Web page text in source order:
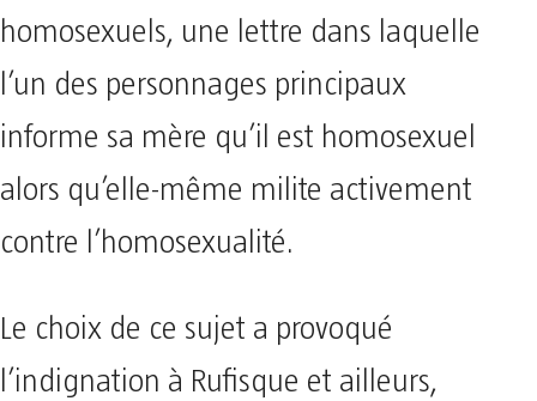
homosexuels, une lettre dans laquelle
l’un des personnages principaux
informe sa mère qu’il est homosexuel
alors qu’elle-même milite activement
contre l’homosexualité.
Le choix de ce sujet a provoqué
l’indignation à Rufisque et ailleurs,